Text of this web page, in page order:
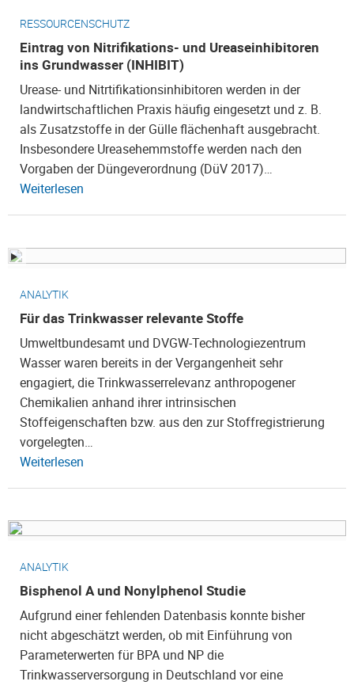
RESSOURCENSCHUTZ
Eintrag von Nitrifikations- und Ureaseinhibitoren
ins Grundwasser (INHIBIT)
Urease- und Nitrtifikationsinhibitoren werden in der
landwirtschaftlichen Praxis häufig eingesetzt und z. B.
als Zusatzstoffe in der Gülle flächenhaft ausgebracht.
Insbesondere Ureasehemmstoffe werden nach den
Vorgaben der Düngeverordnung (DüV 2017)…
Weiterlesen
ANALYTIK
Für das Trinkwasser relevante Stoffe
Umweltbundesamt und DVGW-Technologiezentrum
Wasser waren bereits in der Vergangenheit sehr
engagiert, die Trinkwasserrelevanz anthropogener
Chemikalien anhand ihrer intrinsischen
Stoffeigenschaften bzw. aus den zur Stoffregistrierung
vorgelegten…
Weiterlesen
ANALYTIK
Bisphenol A und Nonylphenol Studie
Aufgrund einer fehlenden Datenbasis konnte bisher
nicht abgeschätzt werden, ob mit Einführung von
Parameterwerten für BPA und NP die
Trinkwasserversorgung in Deutschland vor eine